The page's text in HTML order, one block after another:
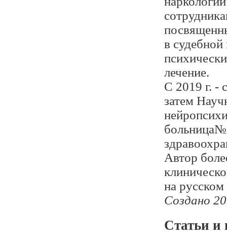
в
лечение.
С 2019 г. -
затем
Автор
на
Создано
Статьи и